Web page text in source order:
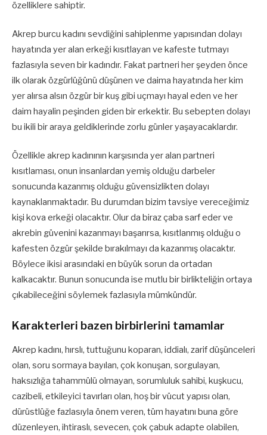
özelliklere sahiptir.
Akrep burcu kadını sevdiğini sahiplenme yapısından dolayı
hayatında yer alan erkeği kısıtlayan ve kafeste tutmayı
fazlasıyla seven bir kadındır. Fakat partneri her şeyden önce
ilk olarak özgürlüğünü düşünen ve daima hayatında her kim
yer alırsa alsın özgür bir kuş gibi uçmayı hayal eden ve her
daim hayalin peşinden giden bir erkektir. Bu sebepten dolayı
bu ikili bir araya geldiklerinde zorlu günler yaşayacaklardır.
Özellikle akrep kadınının karşısında yer alan partneri
kısıtlaması, onun insanlardan yemiş olduğu darbeler
sonucunda kazanmış olduğu güvensizlikten dolayı
kaynaklanmaktadır. Bu durumdan bizim tavsiye vereceğimiz
kişi kova erkeği olacaktır. Olur da biraz çaba sarf eder ve
akrebin güvenini kazanmayı başarırsa, kısıtlanmış olduğu o
kafesten özgür şekilde bırakılmayı da kazanmış olacaktır.
Böylece ikisi arasındaki en büyük sorun da ortadan
kalkacaktır. Bunun sonucunda ise mutlu bir birlikteliğin ortaya
çıkabileceğini söylemek fazlasıyla mümkündür.
Karakterleri bazen birbirlerini tamamlar
Akrep kadını, hırslı, tuttuğunu koparan, iddialı, zarif düşünceleri
olan, soru sormaya bayılan, çok konuşan, sorgulayan,
haksızlığa tahammülü olmayan, sorumluluk sahibi, kuşkucu,
cazibeli, etkileyici tavırları olan, hoş bir vücut yapısı olan,
dürüstlüğe fazlasıyla önem veren, tüm hayatını buna göre
düzenleyen, ihtiraslı, sevecen, çok çabuk adapte olabilen,